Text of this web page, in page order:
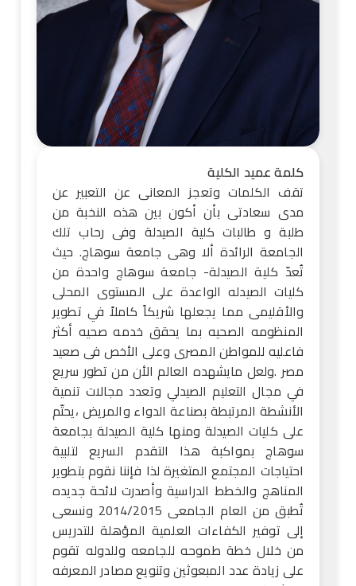
كلمة عميد الكلية
تقف الكلمات وتعجز المعانى عن التعبير عن
مدى سعادتى بأن أكون بين هذه النخبة من
طلبة و طالبات كلية الصيدلة وفى رحاب تلك
الجامعة الرائدة ألا وهى جامعة سوهاج. حيث
تُعدّ كلية الصيدلة- جامعة سوهاج واحدة من
كليات الصيدله الواعدة على المستوى المحلى
والأقليمى مما يجعلها شريكاً كاملاً في تطوير
المنظومه الصحيه بما يحقق خدمه صحيه أكثر
فاعليه للمواطن المصرى وعلى الأخص فى صعيد
مصر .ولعل مايشهده العالم الأن من تطور سريع
في مجال التعليم الصيدلي وتعدد مجالات تنمية
الأنشطة المرتبطة بصناعة الدواء والمريض ،يحتّم
على كليات الصيدلة ومنها كلية الصيدلة بجامعة
سوهاج بمواكبة هذا التقدم السريع لتلبية
احتياجات المجتمع المتغيرة لذا فإننا نقوم بتطوير
المناهج والخطط الدراسية وأصدرت لائحة جديده
تُطبق من العام الجامعى 2014/2015 ونسعى
إلى توفير الكفاءات العلمية المؤهلة للتدريس
من خلال خطة طموحه للجامعه وللدوله تقوم
على زيادة عدد المبعوثين وتنويع مصادر المعرفه